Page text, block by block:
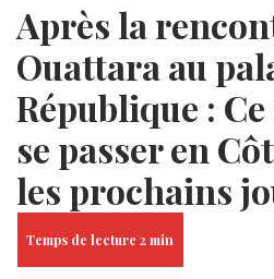
Après la
Ouattara au
République :
se passer en
les prochains